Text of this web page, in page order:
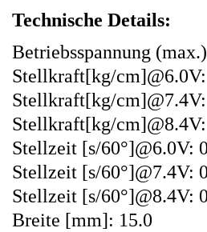
Technische Details:
Betriebsspannung
Stellkraft[kg/
Stellkraft[kg/
Stellkraft[kg/
Stellzeit [s/60°]@6.0V:
Stellzeit [s/60°]@7.4V:
Stellzeit [s/60°]@8.4V:
Breite [mm]: 15.0